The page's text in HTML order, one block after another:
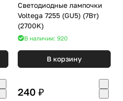
Светодиодные лампочки
Voltega 7255 (GU5) (7Вт)
(2700K)
В наличии: 920
В корзину
240 ₽